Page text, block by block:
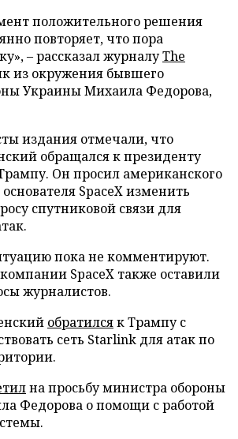
положительного решения
повторяет, что пора
– рассказал журналуThe
из окружения бывшего
Украины Михаила Федорова,
издания отмечали, что
обращался к президенту
Он просил американского
SpaceX изменить
спутниковой связи для
пока не комментируют.
SpaceX также оставили
журналистов.
обратилсяк Трампу с
сеть Starlink для атак по
на просьбу министра обороны
Федорова о помощи с работой